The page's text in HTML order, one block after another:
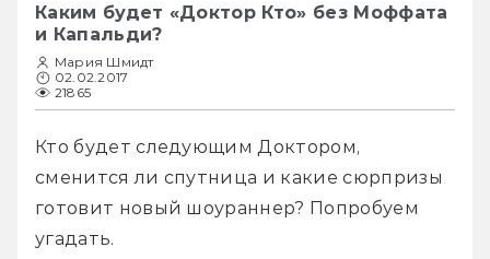
Каким будет «Доктор Кто» без Моффата
и Капальди?
Мария Шмидт
02.02.2017
21865
Кто будет следующим Доктором,
сменится ли спутница и какие сюрпризы
готовит новый шоураннер? Попробуем
угадать.